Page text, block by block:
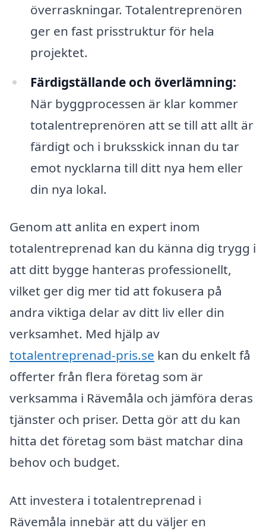
överraskningar. Totalentreprenören
ger en fast prisstruktur för hela
projektet.
Färdigställande och överlämning:
När byggprocessen är klar kommer
totalentreprenören att se till att allt är
färdigt och i bruksskick innan du tar
emot nycklarna till ditt nya hem eller
din nya lokal.
Genom att anlita en expert inom
totalentreprenad kan du känna dig trygg i
att ditt bygge hanteras professionellt,
vilket ger dig mer tid att fokusera på
andra viktiga delar av ditt liv eller din
verksamhet. Med hjälp av
totalentreprenad-pris.se kan du enkelt få
offerter från flera företag som är
verksamma i Rävemåla och jämföra deras
tjänster och priser. Detta gör att du kan
hitta det företag som bäst matchar dina
behov och budget.
Att investera i totalentreprenad i
Rävemåla innebär att du väljer en